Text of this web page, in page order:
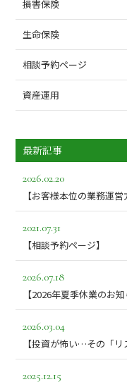
損害保険
生命保険
相談予約ページ
資産運用
最新記事
2026.02.20
【お客様本位の業務運
2021.07.31
【相談予約ページ】
2026.07.18
【2026年夏季休業のお知
2026.03.04
【投資が怖い…その「リ
2025.12.15